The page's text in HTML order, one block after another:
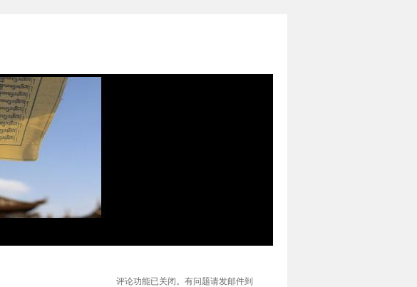
评论功能已关闭。有问题请发邮件到